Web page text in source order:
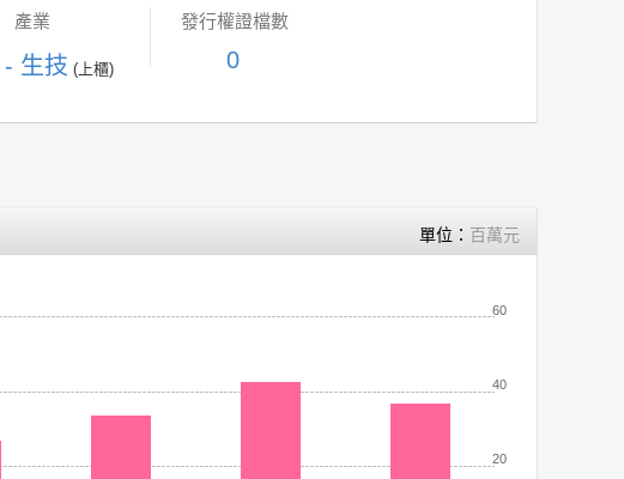
產業
生技 (上櫃)
發行權證檔數
0
單位： 百萬元
20
40
60